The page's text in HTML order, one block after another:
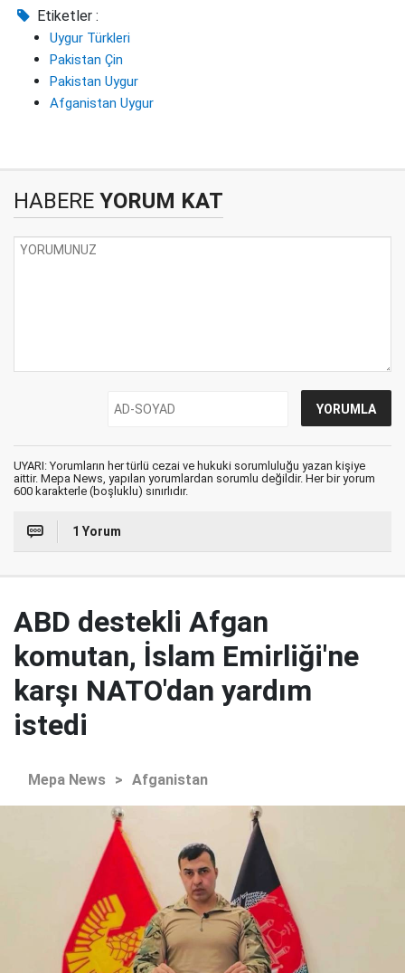
Etiketler :
Uygur Türkleri
Pakistan Çin
Pakistan Uygur
Afganistan Uygur
HABERE YORUM KAT
UYARI: Yorumların her türlü cezai ve hukuki sorumluluğu yazan kişiye
aittir. Mepa News, yapılan yorumlardan sorumlu değildir. Her bir yorum
600 karakterle (boşluklu) sınırlıdır.
1 Yorum
ABD destekli Afgan
komutan, İslam Emirliği'ne
karşı NATO'dan yardım
istedi
Mepa News > Afganistan